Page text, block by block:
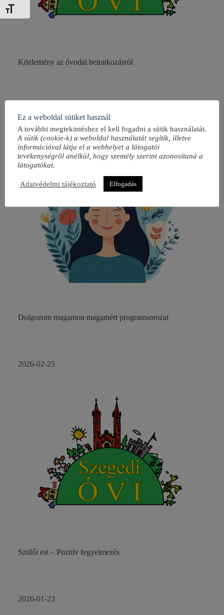
Betűméret váltása
Közlemény az óvodai beiratkozásról
Dolgozom magamon magamért programsorozat
2026-02-25
Szülői est – Pozitív fegyelmezés
2026-01-23
Ez a weboldal sütiket használ
A további megtekintéshez el kell fogadni a sütik használatát.
A sütik (cookie-k) a weboldal használatát segítik, illetve
információval látja el a webhelyet a látogatói
tevékenységről anélkül, hogy személy szerint azonosítaná a
látogatókat.
Adatvédelmi tájékoztató Elfogadás